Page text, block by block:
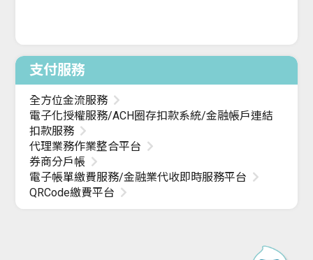
支付服務
全方位金流服務
電子化授權服務/ACH圈存扣款系統/金融帳戶連結
扣款服務
代理業務作業整合平台
券商分戶帳
電子帳單繳費服務/金融業代收即時服務平台
QRCode繳費平台